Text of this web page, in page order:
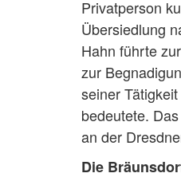
Privatperson
Übersiedlung
Hahn führte
zur
seiner
bedeutete.
an der
Die